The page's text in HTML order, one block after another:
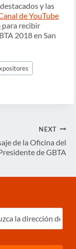
y las
de YouTube
para recibir
2018 en San
NEXT
de la Oficina del
de GBTA